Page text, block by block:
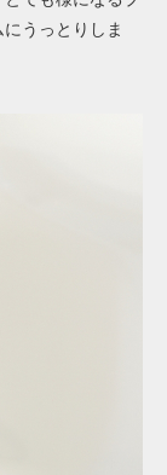
うっとりしま